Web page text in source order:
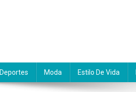
Deportes Moda Estilo De Vida